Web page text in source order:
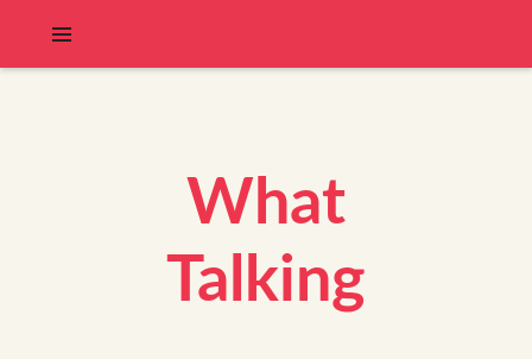
What
Talking